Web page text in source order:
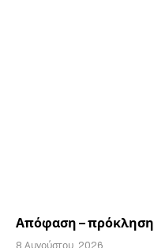
Απόφαση – πρόκληση